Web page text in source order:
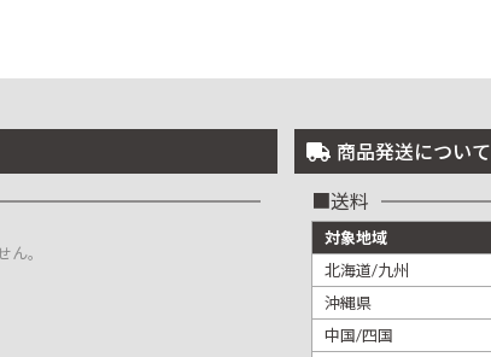
。
商品発送について
送料
対象地域
北海道/九州
沖縄県
中国/四国